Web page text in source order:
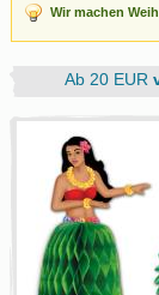
Wir machen
Ab 20 EUR